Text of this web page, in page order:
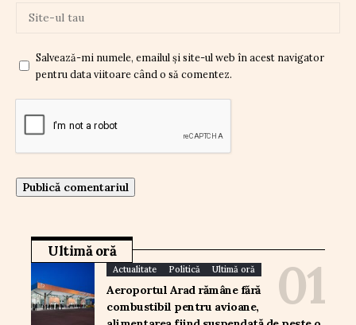
Salvează-mi numele, emailul și site-ul web în acest navigator
pentru data viitoare când o să comentez.
Ultimă oră
Actualitate Politică Ultimă oră
Aeroportul Arad rămâne fără
combustibil pentru avioane,